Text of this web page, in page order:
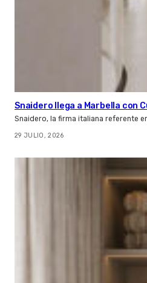
Snaidero llega a Marbella con
Snaidero, la firma italiana referente
29 JULIO, 2026